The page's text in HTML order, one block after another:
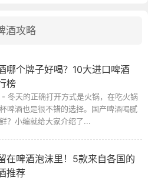
酒攻略
哪个牌子好喝？10大进口啤酒
榜
冬天的正确打开方式是火锅，在吃火锅
啤酒也是很不错的选择。国产啤酒喝腻
？小编就给大家介绍了...
在啤酒泡沫里！5款来自各国的
推荐